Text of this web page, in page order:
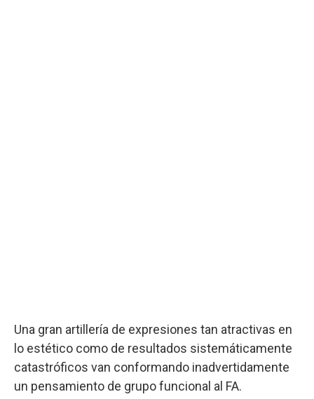
Una gran artillería de expresiones tan atractivas en
lo estético como de resultados sistemáticamente
catastróficos van conformando inadvertidamente
un pensamiento de grupo funcional al FA.